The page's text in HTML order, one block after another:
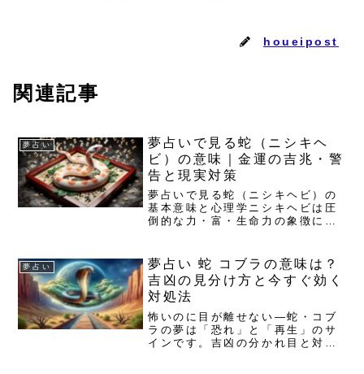
houeipost
関連記事
夢占い
夢占いで見る蛇（ニシキヘ
ビ）の意味｜金運の吉兆・警
告と現実対策
夢占いで見る蛇（ニシキヘビ）の
基本意味と心理学ニシキヘビは圧
倒的な力・富・生命力の象徴にな
された象徴として現れやすい存在
です。 金運・影響力の伸長 体力
回復や創造力の高まり 大きさ=...
夢占い
夢占い 蛇 コブラの意味は？
吉凶の見分け方と今すぐ効く
対処法
怖いのに目が離せない—蛇・コブ
ラの夢は「恐れ」と「再生」のサ
インです。吉凶の分かれ目と対処